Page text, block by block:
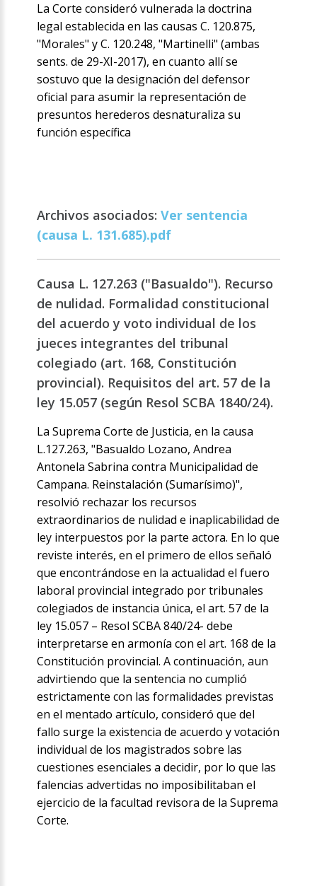
La Corte consideró vulnerada la doctrina
legal establecida en las causas C. 120.875,
"Morales" y C. 120.248, "Martinelli" (ambas
sents. de 29-XI-2017), en cuanto allí se
sostuvo que la designación del defensor
oficial para asumir la representación de
presuntos herederos desnaturaliza su
función específica
Archivos asociados:Ver sentencia
(causa L. 131.685).pdf
Causa L. 127.263 ("Basualdo"). Recurso
de nulidad. Formalidad constitucional
del acuerdo y voto individual de los
jueces integrantes del tribunal
colegiado (art. 168, Constitución
provincial). Requisitos del art. 57 de la
ley 15.057 (según Resol SCBA 1840/24).
La Suprema Corte de Justicia, en la causa
L.127.263, "Basualdo Lozano, Andrea
Antonela Sabrina contra Municipalidad de
Campana. Reinstalación (Sumarísimo)",
resolvió rechazar los recursos
extraordinarios de nulidad e inaplicabilidad de
ley interpuestos por la parte actora. En lo que
reviste interés, en el primero de ellos señaló
que encontrándose en la actualidad el fuero
laboral provincial integrado por tribunales
colegiados de instancia única, el art. 57 de la
ley 15.057 – Resol SCBA 840/24- debe
interpretarse en armonía con el art. 168 de la
Constitución provincial. A continuación, aun
advirtiendo que la sentencia no cumplió
estrictamente con las formalidades previstas
en el mentado artículo, consideró que del
fallo surge la existencia de acuerdo y votación
individual de los magistrados sobre las
cuestiones esenciales a decidir, por lo que las
falencias advertidas no imposibilitaban el
ejercicio de la facultad revisora de la Suprema
Corte.